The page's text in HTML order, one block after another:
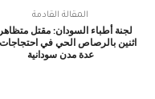
المقالة القادمة
لجنة أطباء السودان: مقتل
اثنين بالرصاص الحي في
عدة مدن سودانية